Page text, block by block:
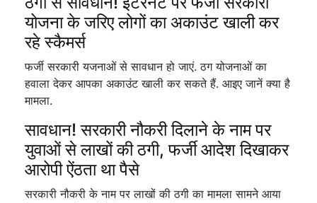
योजना के जरिए लोगों का अकाउंट खाली कर
रहे स्कैमर्स
फर्जी सरकारी यजनाओं से सावधान हो जाएं. ठग योजनाओं का
हवाला देकर आपका अकाउंट खाली कर सकते हैं. आइए जानें क्या है
मामला.
सावधान! सरकारी नौकरी दिलाने के नाम पर
युवाओं से लाखों की ठगी, फर्जी आदेश दिखाकर
आरोपी ऐंठता था पैसे
सरकारी नौकरी के नाम पर लाखों की ठगी का मामला सामने आया